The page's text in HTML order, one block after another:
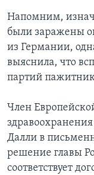
Напомним,
были заражены
из Германии,
выяснила, что
партий
Член
Далли в
решение главы
соответствует